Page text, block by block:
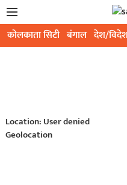
कोलकाता सिटी बंगाल देश/
Location: User denied
Geolocation